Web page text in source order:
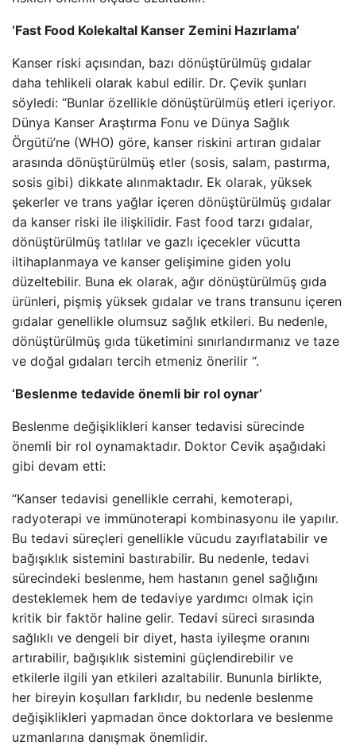
‘Fast Food Kolekaltal Kanser Zemini Hazırlama’
Kanser riski açısından, bazı dönüştürülmüş gıdalar
daha tehlikeli olarak kabul edilir. Dr. Çevik şunları
söyledi: “Bunlar özellikle dönüştürülmüş etleri içeriyor.
Dünya Kanser Araştırma Fonu ve Dünya Sağlık
Örgütü’ne (WHO) göre, kanser riskini artıran gıdalar
arasında dönüştürülmüş etler (sosis, salam, pastırma,
sosis gibi) dikkate alınmaktadır. Ek olarak, yüksek
şekerler ve trans yağlar içeren dönüştürülmüş gıdalar
da kanser riski ile ilişkilidir. Fast food tarzı gıdalar,
dönüştürülmüş tatlılar ve gazlı içecekler vücutta
iltihaplanmaya ve kanser gelişimine giden yolu
düzeltebilir. Buna ek olarak, ağır dönüştürülmüş gıda
ürünleri, pişmiş yüksek gıdalar ve trans transunu içeren
gıdalar genellikle olumsuz sağlık etkileri. Bu nedenle,
dönüştürülmüş gıda tüketimini sınırlandırmanız ve taze
ve doğal gıdaları tercih etmeniz önerilir “.
‘Beslenme tedavide önemli bir rol oynar’
Beslenme değişiklikleri kanser tedavisi sürecinde
önemli bir rol oynamaktadır. Doktor Cevik aşağıdaki
gibi devam etti:
“Kanser tedavisi genellikle cerrahi, kemoterapi,
radyoterapi ve immünoterapi kombinasyonu ile yapılır.
Bu tedavi süreçleri genellikle vücudu zayıflatabilir ve
bağışıklık sistemini bastırabilir. Bu nedenle, tedavi
sürecindeki beslenme, hem hastanın genel sağlığını
desteklemek hem de tedaviye yardımcı olmak için
kritik bir faktör haline gelir. Tedavi süreci sırasında
sağlıklı ve dengeli bir diyet, hasta iyileşme oranını
artırabilir, bağışıklık sistemini güçlendirebilir ve
etkilerle ilgili yan etkileri azaltabilir. Bununla birlikte,
her bireyin koşulları farklıdır, bu nedenle beslenme
değişiklikleri yapmadan önce doktorlara ve beslenme
uzmanlarına danışmak önemlidir.